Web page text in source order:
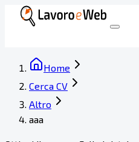
Home
Cerca CV
Altro
aaa